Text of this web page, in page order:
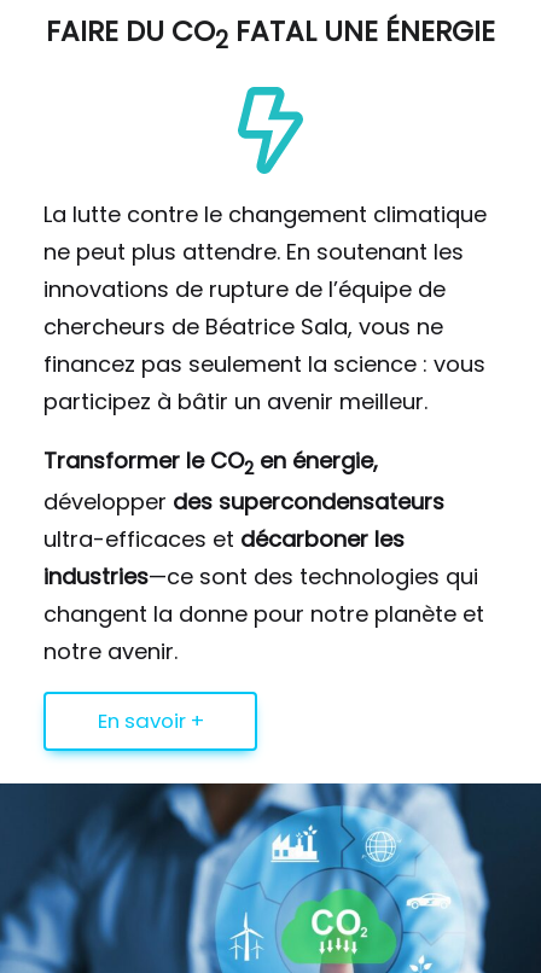
FAIRE DU CO2 FATAL UNE ÉNERGIE
La lutte contre le changement climatique
ne peut plus attendre. En soutenant les
innovations de rupture de l’équipe de
chercheurs de Béatrice Sala, vous ne
financez pas seulement la science : vous
participez à bâtir un avenir meilleur.
Transformer le CO2 en énergie,
développer des supercondensateurs
ultra-efficaces et décarboner les
industries—ce sont des technologies qui
changent la donne pour notre planète et
notre avenir.
En savoir +